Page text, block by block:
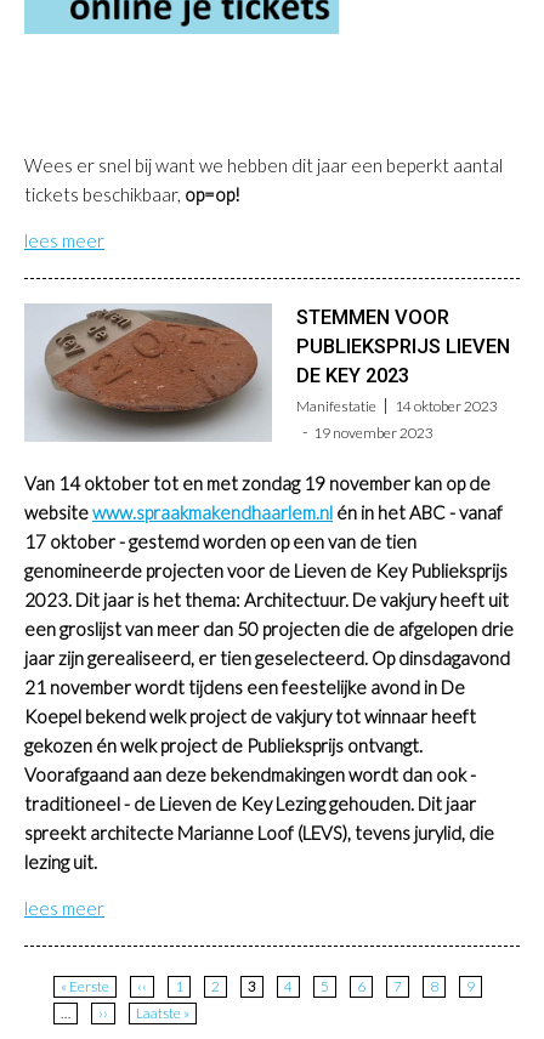
Wees er snel bij want we hebben dit jaar een beperkt aantal
tickets beschikbaar, op=op!
lees meer
STEMMEN VOOR
PUBLIEKSPRIJS LIEVEN
DE KEY 2023
Manifestatie
14 oktober 2023
19 november 2023
Van 14 oktober tot en met zondag 19 november kan op de
websitewww.spraakmakendhaarlem.nl én in het ABC - vanaf
17 oktober - gestemd worden op een van de tien
genomineerde projecten voor de Lieven de Key Publieksprijs
2023. Dit jaar is het thema: Architectuur. De vakjury heeft uit
een groslijst van meer dan 50 projecten die de afgelopen drie
jaar zijn gerealiseerd, er tien geselecteerd. Op dinsdagavond
21 november wordt tijdens een feestelijke avond in De
Koepel bekend welk project de vakjury tot winnaar heeft
gekozen én welk project de Publieksprijs ontvangt.
Voorafgaand aan deze bekendmakingen wordt dan ook -
traditioneel - de Lieven de Key Lezing gehouden. Dit jaar
spreekt architecte Marianne Loof (LEVS), tevens jurylid, die
lezing uit.
lees meer
Paginatie
Eerste
pagina
« Eerste
Vorige
pagina
‹‹ Page
1 Page
2
Huidige
pagina
3 Page
4 Page
5 Page
6 Page
7 Page
8 Page
9
Volgende
pagina
››
Laatste
pagina
Laatste »